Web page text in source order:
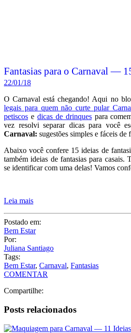
Fantasias para o Carnaval —
22/01/18
O Carnaval está chegando! Aqui no
legais para quem não curte pular
petiscos e dicas de drinquespara
vez resolvi separar dicas para você
Carnaval: sugestões simples e fáceis de
Abaixo você confere 15 ideias de
também ideias de fantasias para casais.
se identificar com uma delas! Vamos
Leia mais
Postado em:
Bem Estar
Por:
Juliana Santiago
Tags:
Bem Estar, Carnaval, Fantasias
COMENTAR
Compartilhe:
Posts relacionados